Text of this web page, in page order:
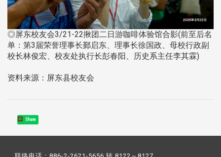
◎屏东校友会3/21-22揪团二日游咖啡体验馆合影(前至后名
单：第3届荣誉理事长鄞启东、理事长徐国政、母校行政副
校长林俊宏、校友处执行长彭春阳、历史系主任李其霖)
资料来源：屏东县校友会
Share